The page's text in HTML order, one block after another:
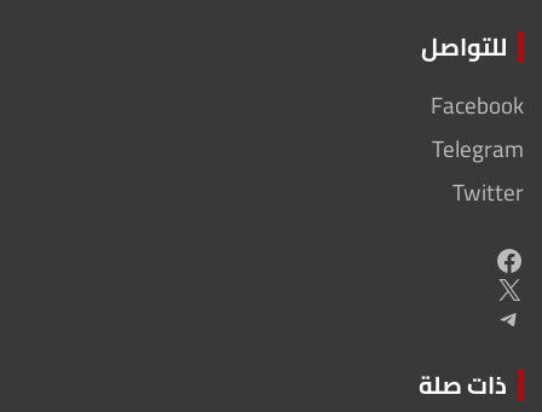
للتواصل
Facebook
Telegram
Twitter
Facebook
X
Telegram
ذات صلة